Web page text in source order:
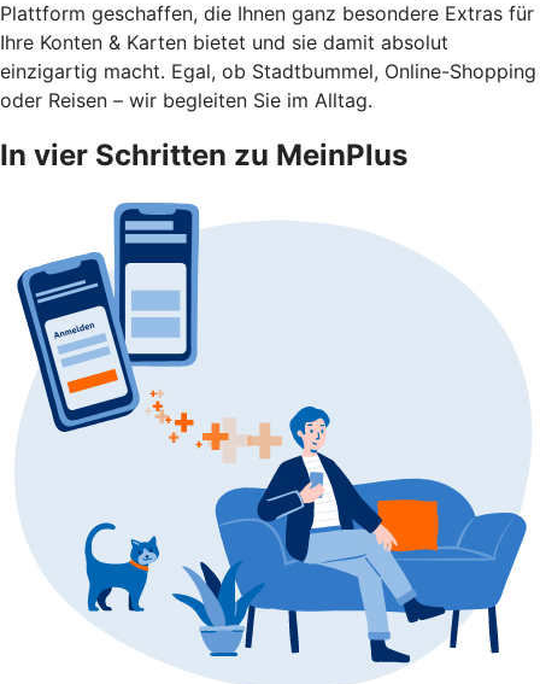
Plattform geschaffen, die Ihnen ganz besondere Extras für
Ihre Konten & Karten bietet und sie damit absolut
einzigartig macht. Egal, ob Stadtbummel, Online-Shopping
oder Reisen – wir begleiten Sie im Alltag.
In vier Schritten zu MeinPlus